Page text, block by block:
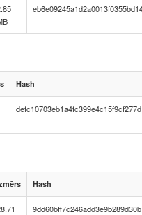
Hash
defc10703eb1a4fc399e4c15f9cf277d
Hash